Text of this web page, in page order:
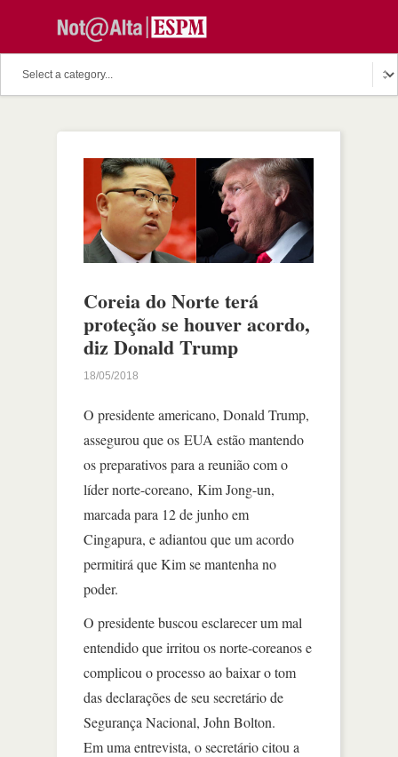
Coreia do Norte terá
proteção se houver acordo,
diz Donald Trump
18/05/2018
O presidente americano, Donald Trump,
assegurou que os EUA estão mantendo
os preparativos para a reunião com o
líder norte-coreano, Kim Jong-un,
marcada para 12 de junho em
Cingapura, e adiantou que um acordo
permitirá que Kim se mantenha no
poder.
O presidente buscou esclarecer um mal
entendido que irritou os norte-coreanos e
complicou o processo ao baixar o tom
das declarações de seu secretário de
Segurança Nacional, John Bolton.
Em uma entrevista, o secretário citou a